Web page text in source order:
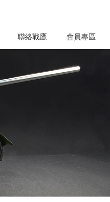
聯絡戰鷹 會員專區